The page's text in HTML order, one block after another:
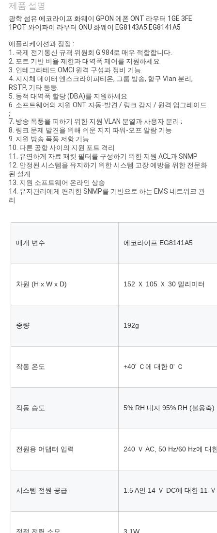
인
용
문
을
요
구
하
세
요
사
이
맵
PRIVACY
POLICY
제품 설명
광학 섬유 에코라이프 화웨이 GPON 에폰 ONT 라우터 1GE 3FE
1POT 와이파이 라우터 ONU 화웨이 EG8143A5 EG8141A5
애플리케이션과 장점 :
1. 국제 전기통신 규격 위원회 G.984로 매우 적합합니다.
2. 포트 기반 비율 제한과 대역폭 제어를 지원하세요
3. 인테그라테드 OMCI 원격 구성과 정비 기능.
4. 지지체 데이터 엔스크라이피티온, 그룹 방송, 항구 Vlan 분리,
RSTP, 기타 등등.
5. 동적 대역폭 할당 (DBA)를 지원하세요
6. 소프트웨어의 지원 ONT 자동-발견 / 링크 감지 / 원격 업그레이드
;
7. 방송 폭풍을 피하기 위한 지원 VLAN 분열과 사용자 분리 ;
8. 링크 문제 발견을 위해 쉬운 지지 파워-오프 알람 기능
9. 지원 방송 폭풍 저항 기능
10. 다른 공항 사이의 지원 포트 격리
11. 유연하게 자료 패킷 필터를 구성하기 위한 지원 ACL과 SNMP
12. 안정된 시스템을 유지하기 위한 시스템 고장 예방을 위한 전문화
된 설계
13. 지원 소프트웨어 온라인 상승
14. 유지관리에게 편리한 SNMP를 기반으로 하는 EMS 네트워크 관
리
매개 변수 에코라이프 EG8141A5
차원 (H x W x D) 152 Ｘ 105 Ｘ 30 밀리미터
중량 192g
작동 온도 +40' Ｃ에 대한 0' Ｃ
작동 습도 5% RH 내지 95% RH (불응축)
전원용 어댑터 입력 240 Ｖ AC, 50 Hz/60 Hz에 대
시스템 전원 공급 1.5 A인 14 Ｖ DC에 대한 11 Ｖ